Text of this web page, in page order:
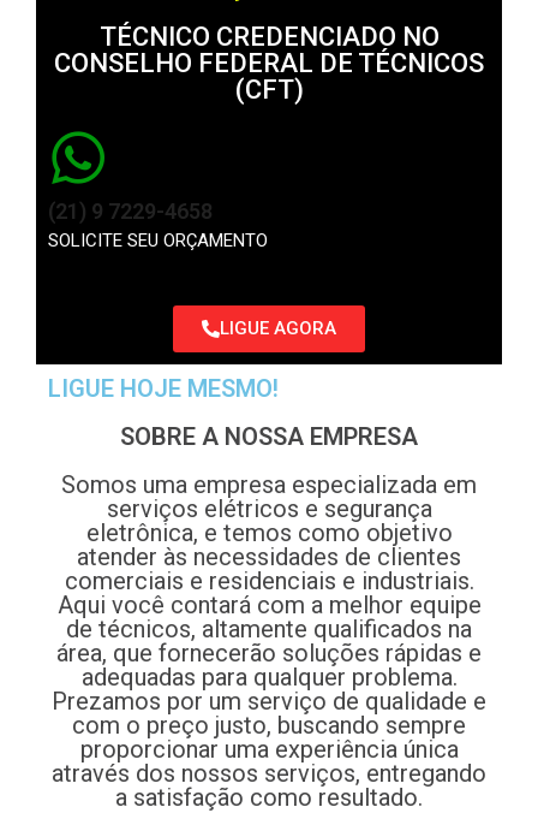
TÉCNICO CREDENCIADO NO
CONSELHO FEDERAL DE TÉCNICOS
(CFT)
(21) 9 7229-4658
SOLICITE SEU ORÇAMENTO
LIGUE AGORA
LIGUE HOJE MESMO!
SOBRE A NOSSA EMPRESA
Somos uma empresa especializada em
serviços elétricos e segurança
eletrônica, e temos como objetivo
atender às necessidades de clientes
comerciais e residenciais e industriais.
Aqui você contará com a melhor equipe
de técnicos, altamente qualificados na
área, que fornecerão soluções rápidas e
adequadas para qualquer problema.
Prezamos por um serviço de qualidade e
com o preço justo, buscando sempre
proporcionar uma experiência única
através dos nossos serviços, entregando
a satisfação como resultado.